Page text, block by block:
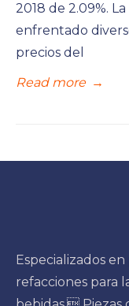
2018 de 2.09%.
enfrentado
precios del
Read more →
Especializados
refacciones para